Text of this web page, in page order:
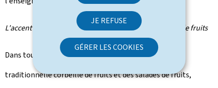
JE REFUSE
GÉRER LES COOKIES
L'accent sur les fruits … de nombreux desserts à base de fruits
Dans tous les restaurants scolaires, en plus de la
traditionnelle corbeille de fruits et des salades de fruits,